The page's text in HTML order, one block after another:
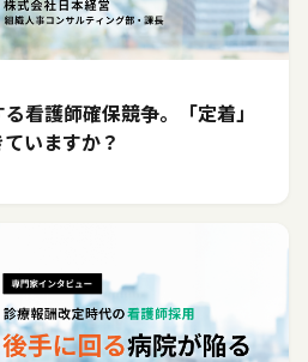
看護師確保競争。「定着」
いますか？